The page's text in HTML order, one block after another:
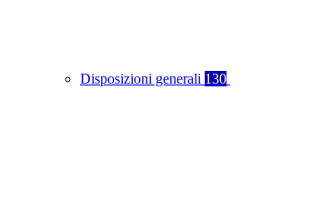
Disposizioni generali 130